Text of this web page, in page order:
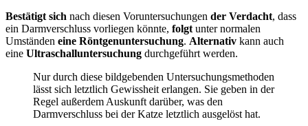
Bestätigt sich nach diesen Voruntersuchungen der Verdacht, dass
ein Darmverschluss vorliegen könnte, folgt unter normalen
Umständen eine Röntgenuntersuchung. Alternativ kann auch
eine Ultraschalluntersuchung durchgeführt werden.
Nur durch diese bildgebenden Untersuchungsmethoden
lässt sich letztlich Gewissheit erlangen. Sie geben in der
Regel außerdem Auskunft darüber, was den
Darmverschluss bei der Katze letztlich ausgelöst hat.